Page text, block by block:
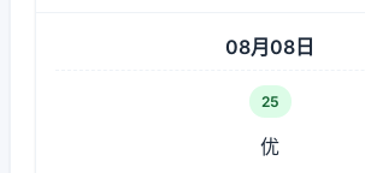
08月08日
25
优